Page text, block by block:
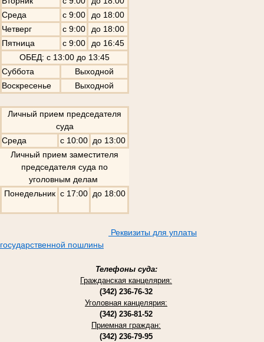
Среда
с 9:00
до 18:00
Четверг
с 9:00
до 18:00
Пятница
с 9:00
до 16:45
ОБЕД: с 13:00 до 13:45
Суббота
Выходной
Воскресенье
Выходной
Личный прием председателя
суда
Среда
с 10:00 до 13:00
Личный прием заместителя
председателя суда по
уголовным делам
Понедельник с 17:00 до 18:00
Реквизиты для уплаты
государственной пошлины
Телефоны суда:
Гражданская канцелярия:
(342) 236-76-32
Уголовная канцелярия:
(342) 236-81-52
Приемная граждан:
(342) 236-79-95